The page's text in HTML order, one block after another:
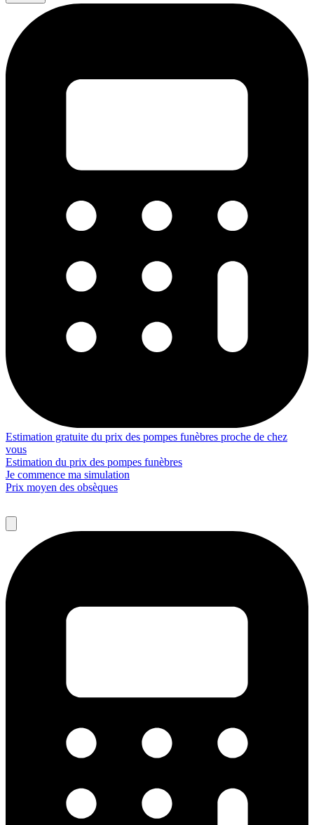
Estimation gratuite du prix des pompes funèbres proche de chez
vous
Estimation du prix des pompes funèbres
Je commence ma simulation
Prix moyen des obsèques